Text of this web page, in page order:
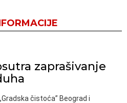
zaprašivanje
čistoća” Beograd i